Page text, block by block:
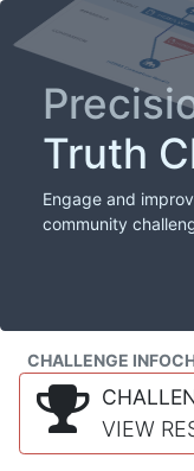
Truth
Engage and
community
CHALLENGE INFO
VIEW